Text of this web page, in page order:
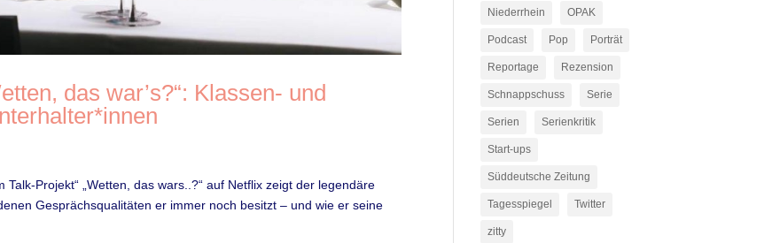
das war’s?“: Klassen- und
Projekt“ „Wetten, das wars..?“ auf Netflix zeigt der legendäre
Gesprächsqualitäten er immer noch besitzt – und wie er seine
Niederrhein OPAK
Podcast Pop Porträt
Reportage Rezension
Schnappschuss Serie
Serien Serienkritik
Start-ups
Süddeutsche Zeitung
Tagesspiegel Twitter
zitty